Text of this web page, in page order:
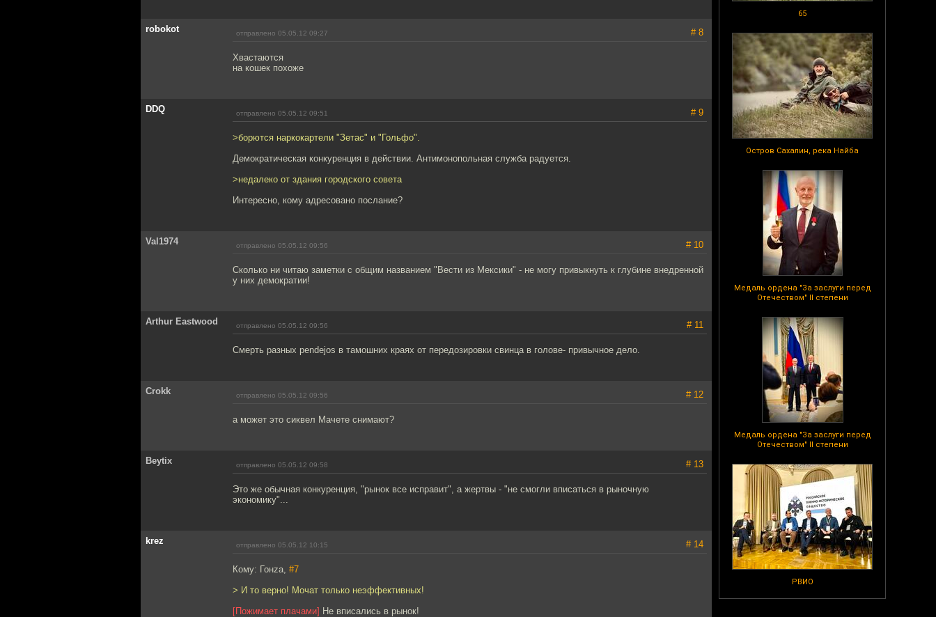
65
Остров Сахалин, река Найба
Медаль ордена "За заслуги перед
Отечеством" II степени
Медаль ордена "За заслуги перед
Отечеством" II степени
РВИО
robokot отправлено 05.05.12 09:27 # 8
Хвастаются
на кошек похоже
DDQ отправлено 05.05.12 09:51 # 9
>борются наркокартели "Зетас" и "Гольфо".
Демократическая конкуренция в действии. Антимонопольная служба радуется.
>недалеко от здания городского совета
Интересно, кому адресовано послание?
Val1974 отправлено 05.05.12 09:56 # 10
Сколько ни читаю заметки с общим названием "Вести из Мексики" - не могу привыкнуть к глубине внедренной
у них демократии!
Arthur Eastwood отправлено 05.05.12 09:56 # 11
Смерть разных pendejos в тамошних краях от передозировки свинца в голове- привычное дело.
Crokk отправлено 05.05.12 09:56 # 12
а может это сиквел Мачете снимают?
Beytix отправлено 05.05.12 09:58 # 13
Это же обычная конкуренция, "рынок все исправит", а жертвы - "не смогли вписаться в рыночную
экономику"...
krez отправлено 05.05.12 10:15 # 14
Кому: Гонzа, #7
> И то верно! Мочат только неэффективных!
[Пожимает плачами] Не вписались в рынок!